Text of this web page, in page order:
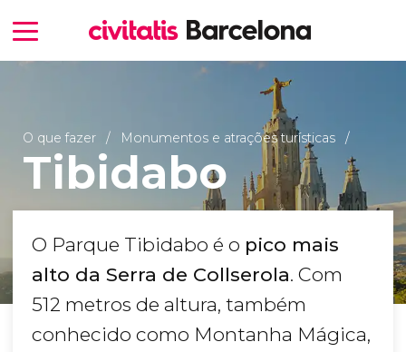
O que fazer Monumentos e atrações turísticas
Tibidabo
O Parque Tibidabo é o pico mais
alto da Serra de Collserola. Com
512 metros de altura, também
conhecido como Montanha Mágica,